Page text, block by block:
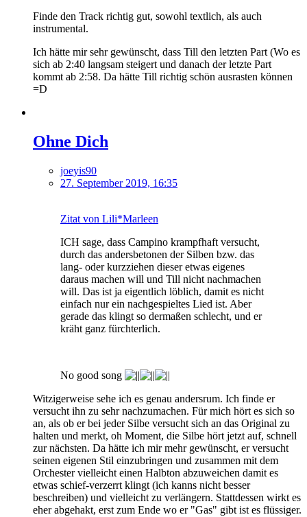
Finde den Track richtig gut, sowohl textlich, als auch
instrumental.
Ich hätte mir sehr gewünscht, dass Till den letzten Part (Wo es
sich ab 2:40 langsam steigert und danach der letzte Part
kommt ab 2:58. Da hätte Till richtig schön ausrasten können
=D
Ohne Dich
joeyis90
27. September 2019, 16:35
Zitat von Lili*Marleen
ICH sage, dass Campino krampfhaft versucht,
durch das andersbetonen der Silben bzw. das
lang- oder kurzziehen dieser etwas eigenes
daraus machen will und Till nicht nachmachen
will. Das ist ja eigentlich löblich, damit es nicht
einfach nur ein nachgespieltes Lied ist. Aber
gerade das klingt so dermaßen schlecht, und er
kräht ganz fürchterlich.
No good song
Witzigerweise sehe ich es genau andersrum. Ich finde er
versucht ihn zu sehr nachzumachen. Für mich hört es sich so
an, als ob er bei jeder Silbe versucht sich an das Original zu
halten und merkt, oh Moment, die Silbe hört jetzt auf, schnell
zur nächsten. Da hätte ich mir mehr gewünscht, er versucht
seinen eigenen Stil einzubringen und zusammen mit dem
Orchester vielleicht einen Halbton abzuweichen damit es
etwas schief-verzerrt klingt (ich kanns nicht besser
beschreiben) und vielleicht zu verlängern. Stattdessen wirkt es
eher abgehakt, erst zum Ende wo er "Gas" gibt ist es flüssiger.